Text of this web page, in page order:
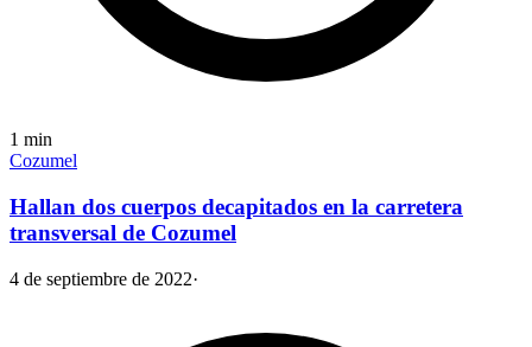
1 min
Cozumel
Hallan dos cuerpos decapitados en la carretera
transversal de Cozumel
4 de septiembre de 2022·